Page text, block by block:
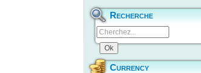
Recherche
Currency